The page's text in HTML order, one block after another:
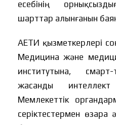
есебінің
шарттар алынғанын
АЕТИ қызметкерлері
Медицина және
институтына,
жасанды
Мемлекеттік
серіктестермен өзара